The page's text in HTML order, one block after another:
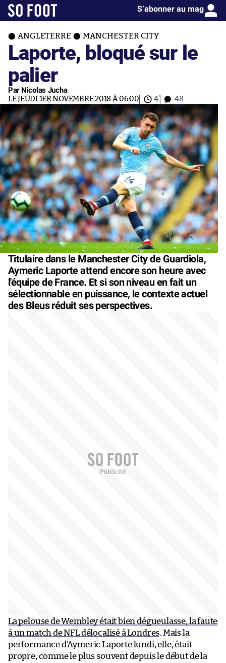
S’abonner au mag
ANGLETERRE MANCHESTER CITY
Laporte, bloqué sur le
palier
Par Nicolas Jucha
LE JEUDI 1ER NOVEMBRE 2018 À 06:00 4' 48
Titulaire dans le Manchester City de Guardiola,
Aymeric Laporte attend encore son heure avec
l'équipe de France. Et si son niveau en fait un
sélectionnable en puissance, le contexte actuel
des Bleus réduit ses perspectives.
La pelouse de Wembley était bien dégueulasse, la faute
à un match de NFL délocalisé à Londres. Mais la
performance d’Aymeric Laporte lundi, elle, était
propre, comme le plus souvent depuis le début de la